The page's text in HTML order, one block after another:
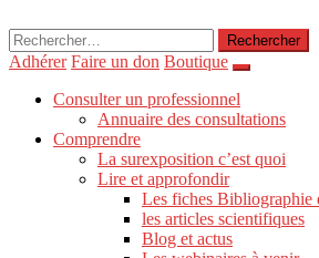
Rechercher :
Adhérer Faire un don Boutique
Consulter un professionnel
Annuaire des consultations
Comprendre
La surexposition c’est quoi
Lire et approfondir
Les fiches Bibliographie
les articles scientifiques
Blog et actus